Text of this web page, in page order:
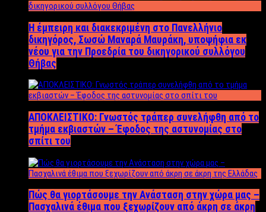
Η έμπειρη και διακεκριμένη στο Πανελλήνιο
δικηγόρος, Σωσώ Μαναρά Μαυράκη, υποψήφια εκ
νέου για την Προεδρία του δικηγορικού συλλόγου
Θήβας
ΑΠΟΚΛΕΙΣΤΙΚΟ: Γνωστός τράπερ συνελήφθη από το
τμήμα εκβιαστών – Έφοδος της αστυνομίας στο
σπίτι του
Πώς θα γιορτάσουμε την Ανάσταση στην χώρα μας –
Πασχαλινά έθιμα που ξεχωρίζουν από άκρη σε άκρη